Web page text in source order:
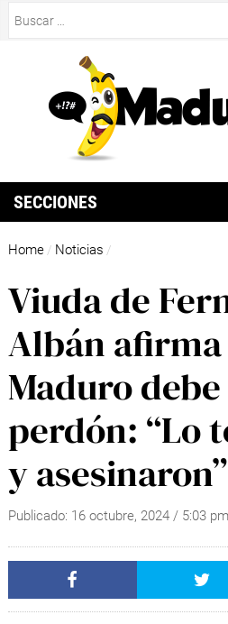
SECCIONES
Home / Noticias /
Viuda de
Albán afirma
Maduro
perdón: “Lo
y asesinaron”
Publicado: 16 octubre, 2024/ 5:03 pm